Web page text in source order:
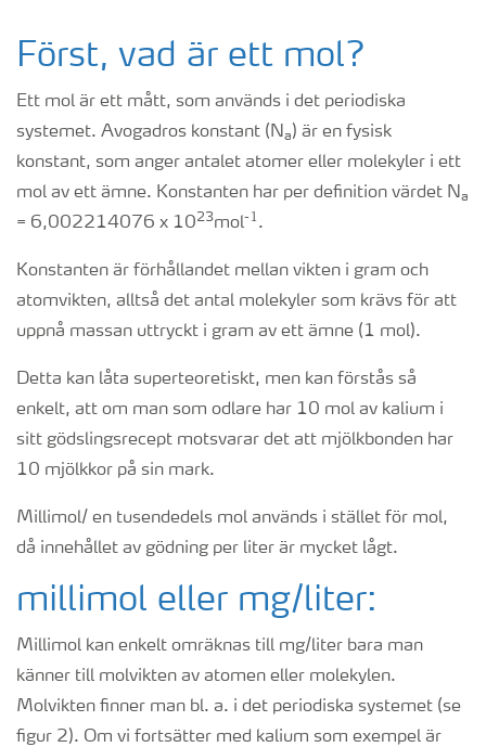
Först, vad är ett mol?
Ett mol är ett mått, som används i det periodiska
systemet. Avogadros konstant (N a) är en fysisk
konstant, som anger antalet atomer eller molekyler i ett
mol av ett ämne. Konstanten har per definition värdet N a
= 6,002214076 x 1023mol-1.
Konstanten är förhållandet mellan vikten i gram och
atomvikten, alltså det antal molekyler som krävs för att
uppnå massan uttryckt i gram av ett ämne (1 mol).
Detta kan låta superteoretiskt, men kan förstås så
enkelt, att om man som odlare har 10 mol av kalium i
sitt gödslingsrecept motsvarar det att mjölkbonden har
10 mjölkkor på sin mark.
Millimol/ en tusendedels mol används i stället för mol,
då innehållet av gödning per liter är mycket lågt.
millimol eller mg/liter:
Millimol kan enkelt omräknas till mg/liter bara man
känner till molvikten av atomen eller molekylen.
Molvikten finner man bl. a. i det periodiska systemet (se
figur 2). Om vi fortsätter med kalium som exempel är